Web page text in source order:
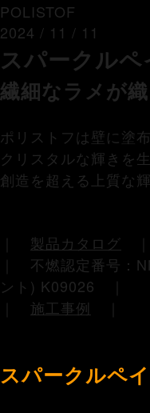
POLISTOF
2024 / 11 / 11
スパークル
繊細なラメが
ポリストフは壁に塗
クリスタルな輝きを
創造を超える上質な
製品カタログ
｜ 不燃認定番号
ント) K09026 ｜
施工事例
スパークルペ